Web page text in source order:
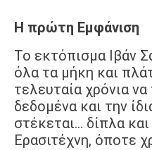
Η πρώτη Εμφάνιση
Το εκτόπισμα Ιβάν
όλα τα μήκη και
τελευταία χρόνια
δεδομένα και την
στέκεται... δίπλα
Ερασιτέχνη, όποτε